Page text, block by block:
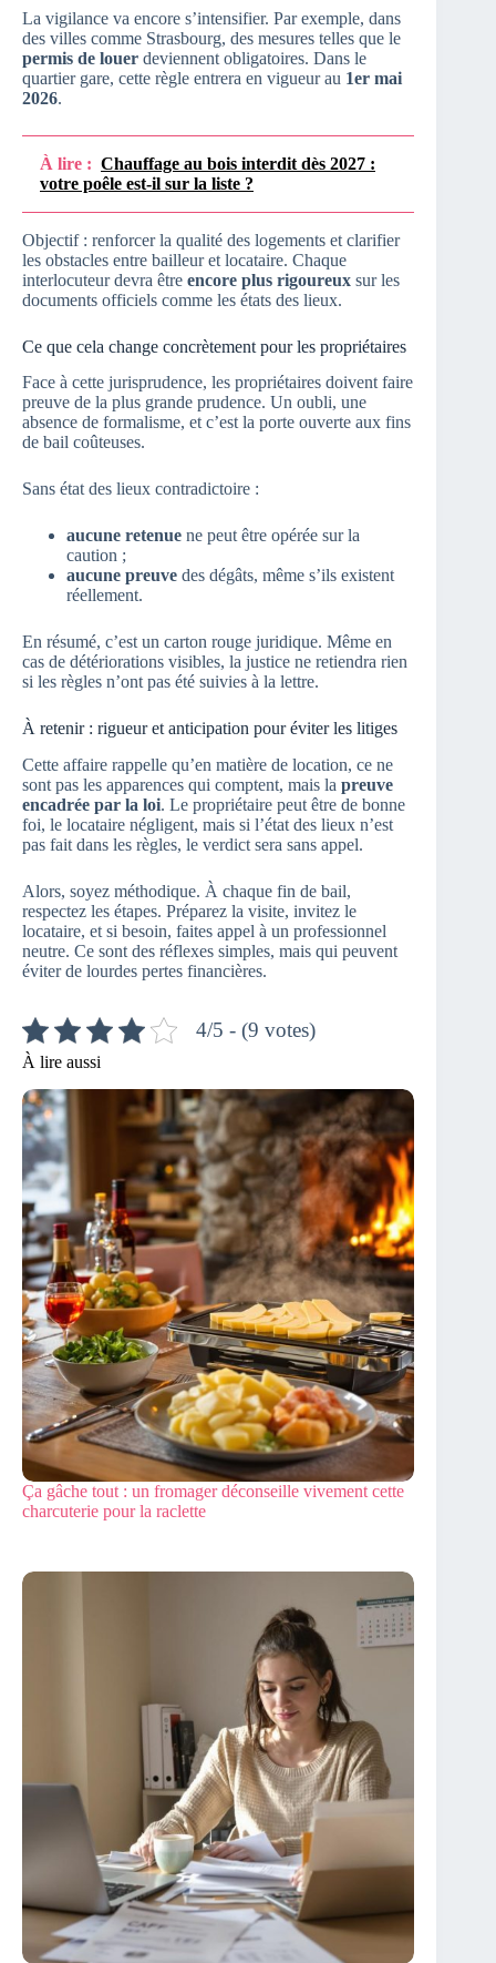
La vigilance va encore s’intensifier. Par exemple, dans
des villes comme Strasbourg, des mesures telles que le
permis de louer deviennent obligatoires. Dans le
quartier gare, cette règle entrera en vigueur au 1er mai
2026.
À lire : Chauffage au bois interdit dès 2027 :
votre poêle est-il sur la liste ?
Objectif : renforcer la qualité des logements et clarifier
les obstacles entre bailleur et locataire. Chaque
interlocuteur devra être encore plus rigoureux sur les
documents officiels comme les états des lieux.
Ce que cela change concrètement pour les propriétaires
Face à cette jurisprudence, les propriétaires doivent faire
preuve de la plus grande prudence. Un oubli, une
absence de formalisme, et c’est la porte ouverte aux fins
de bail coûteuses.
Sans état des lieux contradictoire :
aucune retenue ne peut être opérée sur la
caution ;
aucune preuve des dégâts, même s’ils existent
réellement.
En résumé, c’est un carton rouge juridique. Même en
cas de détériorations visibles, la justice ne retiendra rien
si les règles n’ont pas été suivies à la lettre.
À retenir : rigueur et anticipation pour éviter les litiges
Cette affaire rappelle qu’en matière de location, ce ne
sont pas les apparences qui comptent, mais la preuve
encadrée par la loi. Le propriétaire peut être de bonne
foi, le locataire négligent, mais si l’état des lieux n’est
pas fait dans les règles, le verdict sera sans appel.
Alors, soyez méthodique. À chaque fin de bail,
respectez les étapes. Préparez la visite, invitez le
locataire, et si besoin, faites appel à un professionnel
neutre. Ce sont des réflexes simples, mais qui peuvent
éviter de lourdes pertes financières.
4/5 - (9 votes)
À lire aussi
Ça gâche tout : un fromager déconseille vivement cette
charcuterie pour la raclette